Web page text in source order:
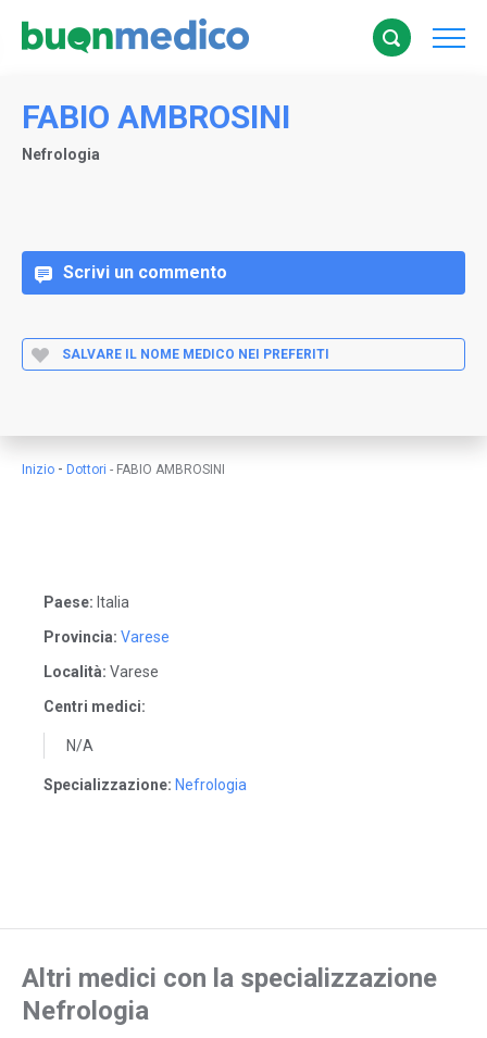
FABIO AMBROSINI
Nefrologia
Scrivi un commento
SALVARE IL NOME MEDICO NEI PREFERITI
Inizio - Dottori - FABIO AMBROSINI
Paese: Italia
Provincia: Varese
Località: Varese
Centri medici:
N/A
Specializzazione: Nefrologia
Altri medici con la specializzazione
Nefrologia